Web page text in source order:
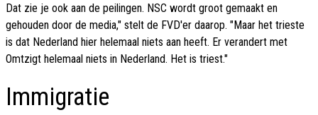
Dat zie je ook aan de peilingen. NSC wordt groot gemaakt en
gehouden door de media," stelt de FVD'er daarop. "Maar het trieste
is dat Nederland hier helemaal niets aan heeft. Er verandert met
Omtzigt helemaal niets in Nederland. Het is triest."
Immigratie